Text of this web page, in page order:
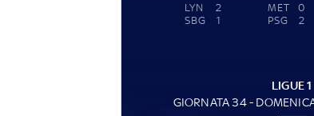
LYN
2
SBG
1
MET
0
PSG
2
LIGUE 1
GIORNATA 34 -